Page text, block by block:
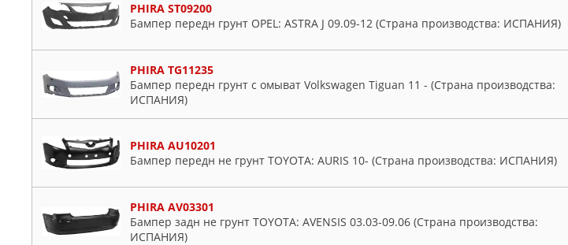
PHIRA ST09200
Бампер передн грунт OPEL: ASTRA J 09.09-12 (Страна производства: ИСПАНИЯ)
PHIRA TG11235
Бампер передн грунт с омыват Volkswagen Tiguan 11 - (Страна производства:
ИСПАНИЯ)
PHIRA AU10201
Бампер передн не грунт TOYOTA: AURIS 10- (Страна производства: ИСПАНИЯ)
PHIRA AV03301
Бампер задн не грунт TOYOTA: AVENSIS 03.03-09.06 (Страна производства:
ИСПАНИЯ)